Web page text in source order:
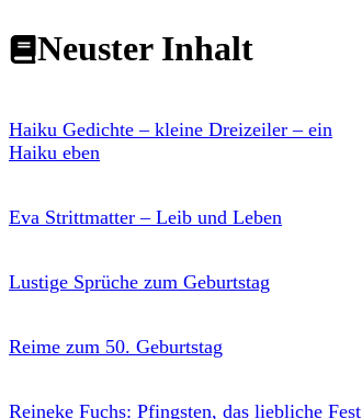
Neuster Inhalt
Haiku Gedichte – kleine Dreizeiler – ein
Haiku eben
Eva Strittmatter – Leib und Leben
Lustige Sprüche zum Geburtstag
Reime zum 50. Geburtstag
Reineke Fuchs: Pfingsten, das liebliche Fest